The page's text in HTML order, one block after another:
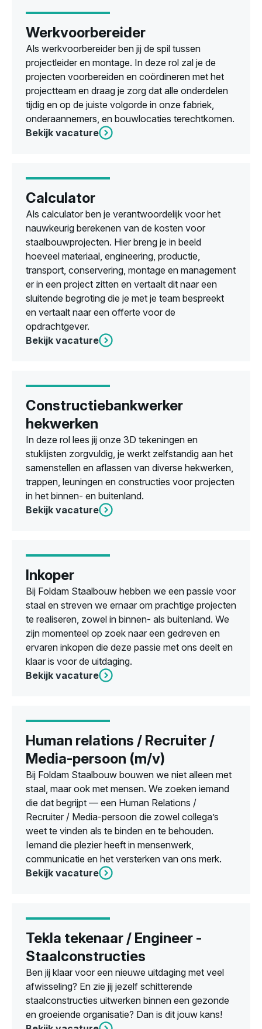
Werkvoorbereider
Als werkvoorbereider ben jij de spil tussen
projectleider en montage. In deze rol zal je de
projecten voorbereiden en coördineren met het
projectteam en draag je zorg dat alle onderdelen
tijdig en op de juiste volgorde in onze fabriek,
onderaannemers, en bouwlocaties terechtkomen.
Bekijk vacature
Calculator
Als calculator ben je verantwoordelijk voor het
nauwkeurig berekenen van de kosten voor
staalbouwprojecten. Hier breng je in beeld
hoeveel materiaal, engineering, productie,
transport, conservering, montage en management
er in een project zitten en vertaalt dit naar een
sluitende begroting die je met je team bespreekt
en vertaalt naar een offerte voor de
opdrachtgever.
Bekijk vacature
Constructiebankwerker
hekwerken
In deze rol lees jij onze 3D tekeningen en
stuklijsten zorgvuldig, je werkt zelfstandig aan het
samenstellen en aflassen van diverse hekwerken,
trappen, leuningen en constructies voor projecten
in het binnen- en buitenland.
Bekijk vacature
Inkoper
Bij Foldam Staalbouw hebben we een passie voor
staal en streven we ernaar om prachtige projecten
te realiseren, zowel in binnen- als buitenland. We
zijn momenteel op zoek naar een gedreven en
ervaren inkopen die deze passie met ons deelt en
klaar is voor de uitdaging.
Bekijk vacature
Human relations / Recruiter /
Media-persoon (m/v)
Bij Foldam Staalbouw bouwen we niet alleen met
staal, maar ook met mensen. We zoeken iemand
die dat begrijpt — een Human Relations /
Recruiter / Media-persoon die zowel collega’s
weet te vinden als te binden en te behouden.
Iemand die plezier heeft in mensenwerk,
communicatie en het versterken van ons merk.
Bekijk vacature
Tekla tekenaar / Engineer -
Staalconstructies
Ben jij klaar voor een nieuwe uitdaging met veel
afwisseling? En zie jij jezelf schitterende
staalconstructies uitwerken binnen een gezonde
en groeiende organisatie? Dan is dit jouw kans!